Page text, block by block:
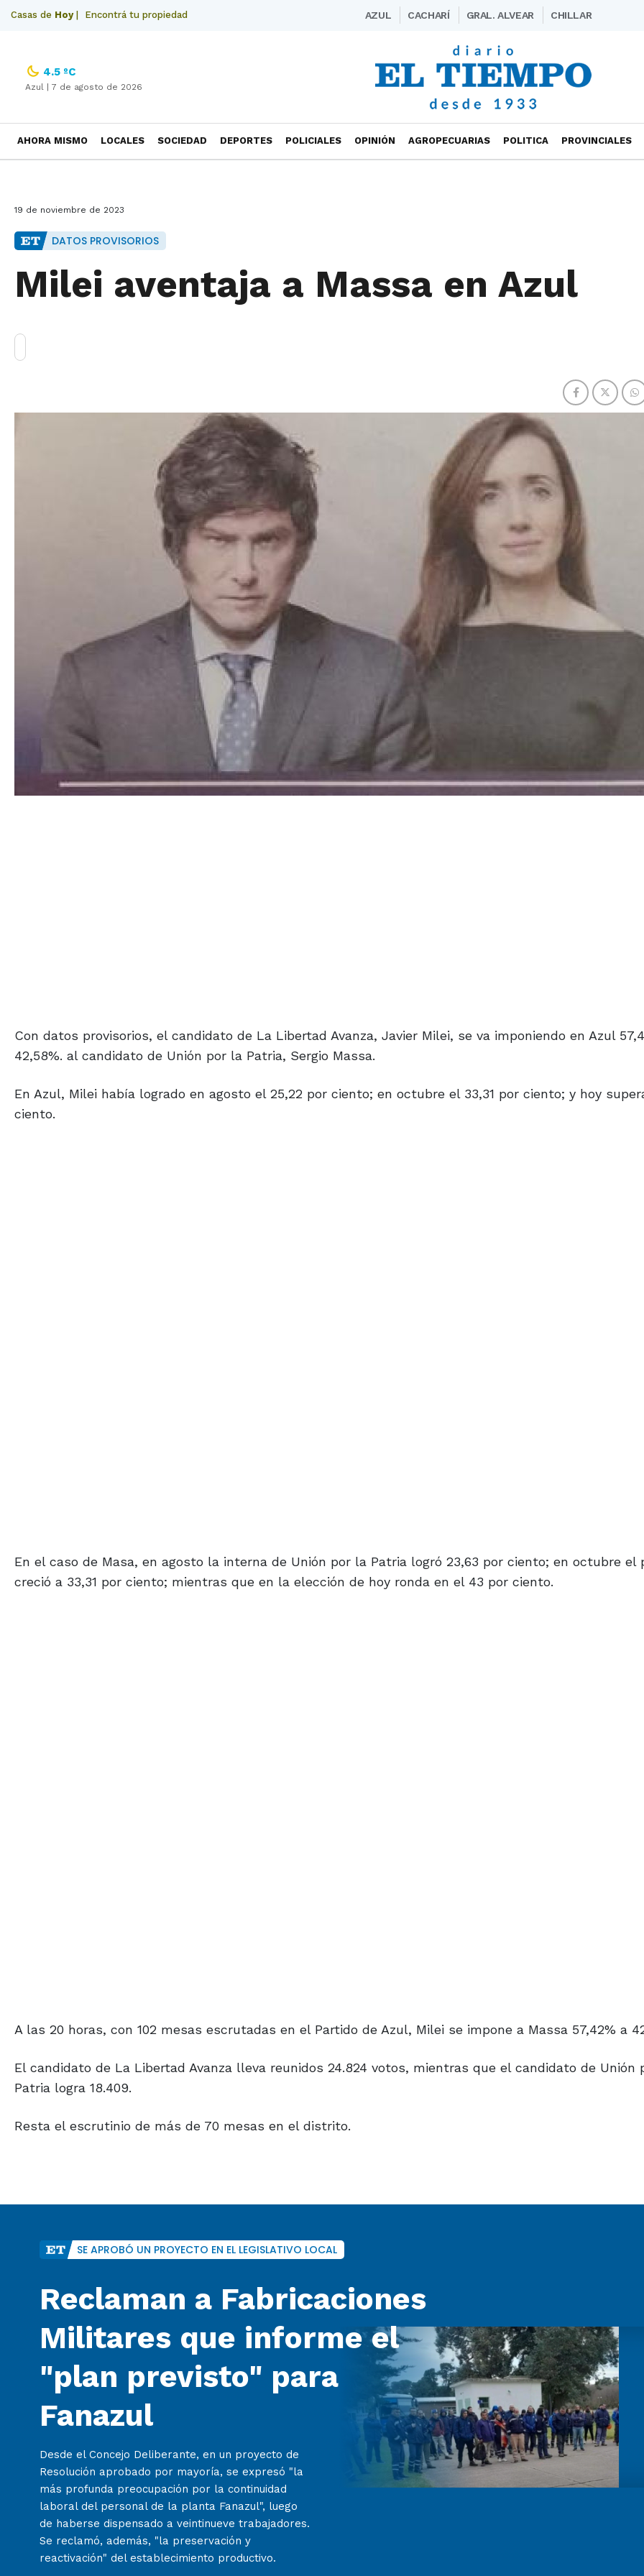
Casas de Hoy| Encontrá tu propiedad AZUL CACHARÍ GRAL. ALVEAR CHILLAR
4.5 ºC
Azul | 7 de agosto de 2026
AHORA MISMO LOCALES SOCIEDAD DEPORTES POLICIALES OPINIÓN AGROPECUARIAS POLITICA PROVINCIALES
19 de noviembre de 2023
DATOS PROVISORIOS
Milei aventaja a Massa en Azul
Con datos provisorios, el candidato de La Libertad Avanza, Javier Milei, se va imponiendo en Azul
42,58%. al candidato de Unión por la Patria, Sergio Massa.
En Azul, Milei había logrado en agosto el 25,22 por ciento; en octubre el 33,31 por ciento; y hoy
ciento.
En el caso de Masa, en agosto la interna de Unión por la Patria logró 23,63 por ciento; en octubre el
creció a 33,31 por ciento; mientras que en la elección de hoy ronda en el 43 por ciento.
A las 20 horas, con 102 mesas escrutadas en el Partido de Azul, Milei se impone a Massa 57,42% a
El candidato de La Libertad Avanza lleva reunidos 24.824 votos, mientras que el candidato de Unión
Patria logra 18.409.
Resta el escrutinio de más de 70 mesas en el distrito.
SE APROBÓ UN PROYECTO EN EL LEGISLATIVO LOCAL
Reclaman a Fabricaciones
Militares que informe el
"plan previsto" para
Fanazul
Desde el Concejo Deliberante, en un proyecto de
Resolución aprobado por mayoría, se expresó "la
más profunda preocupación por la continuidad
laboral del personal de la planta Fanazul", luego
de haberse dispensado a veintinueve trabajadores.
Se reclamó, además, "la preservación y
reactivación" del establecimiento productivo.